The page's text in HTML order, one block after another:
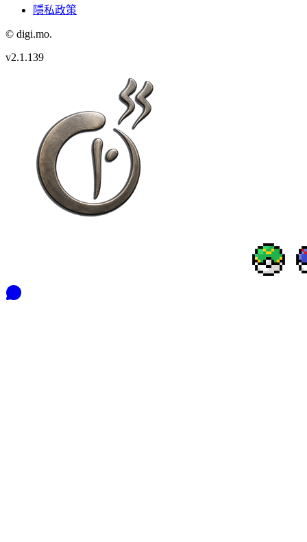
隱私政策
© digi.mo.
v2.1.139